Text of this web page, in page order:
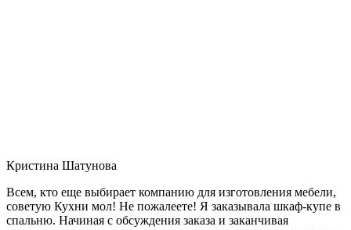
Кристина Шатунова
Всем, кто еще выбирает компанию для изготовления мебели,
советую Кухни мол! Не пожалеете! Я заказывала шкаф-купе в
спальню. Начиная с обсуждения заказа и заканчивая